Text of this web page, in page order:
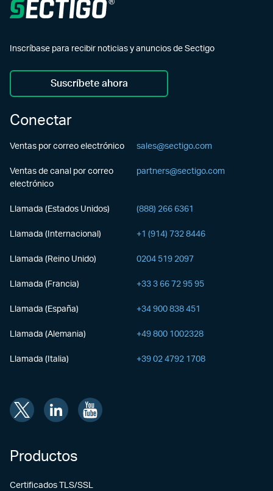
Inscríbase para recibir noticias y anuncios de Sectigo
Suscríbete ahora
Conectar
Ventas por correo electrónico sales@sectigo.com
Ventas de canal por correo
electrónico
partners@sectigo.com
Llamada (Estados Unidos) (888) 266 6361
Llamada (Internacional) +1 (914) 732 8446
Llamada (Reino Unido) 0204 519 2097
Llamada (Francia) +33 3 66 72 95 95
Llamada (España) +34 900 838 451
Llamada (Alemania) +49 800 1002328
Llamada (Italia) +39 02 4792 1708
Productos
Certificados TLS/SSL